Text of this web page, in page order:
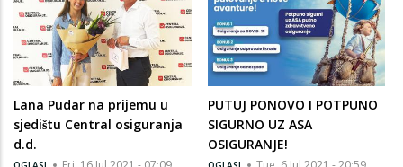
Lana Pudar na prijemu u
sjedištu Central osiguranja
d.d.
PUTUJ PONOVO I POTPUNO
SIGURNO UZ ASA
OSIGURANJE!